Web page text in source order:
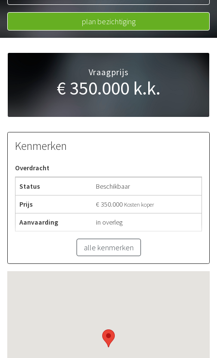
plan bezichtiging
Vraagprijs
€ 350.000 k.k.
Kenmerken
Overdracht
Status Beschikbaar
Prijs € 350.000 Kosten koper
Aanvaarding in overleg
alle kenmerken